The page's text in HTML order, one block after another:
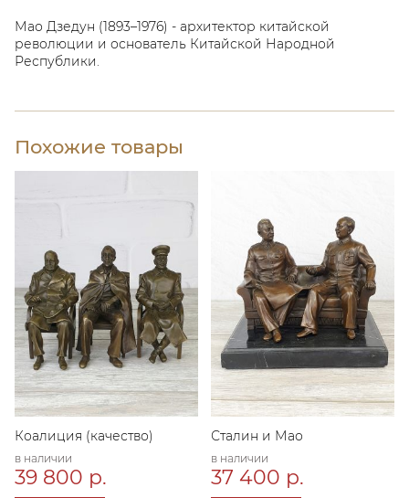
Мао Дзедун (1893–1976) - архитектор китайской
революции и основатель Китайской Народной
Республики.
Похожие товары
Коалиция (качество)
в наличии
39 800 р.
Сталин и Мао
в наличии
37 400 р.